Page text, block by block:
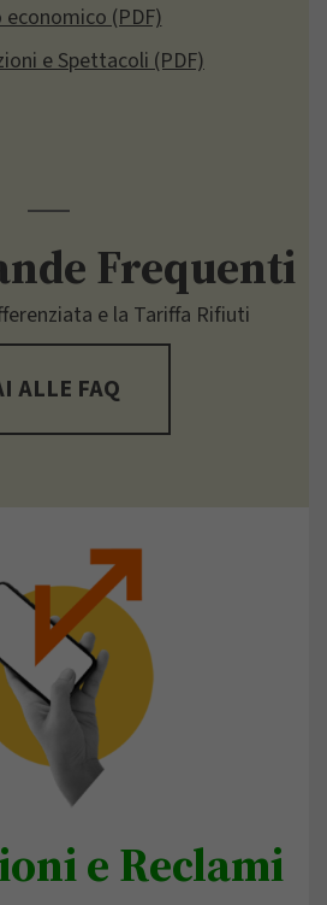
(PDF)
e Spettacoli (PDF)
Frequenti
e la Tariffa Rifiuti
ALLE FAQ
e Reclami